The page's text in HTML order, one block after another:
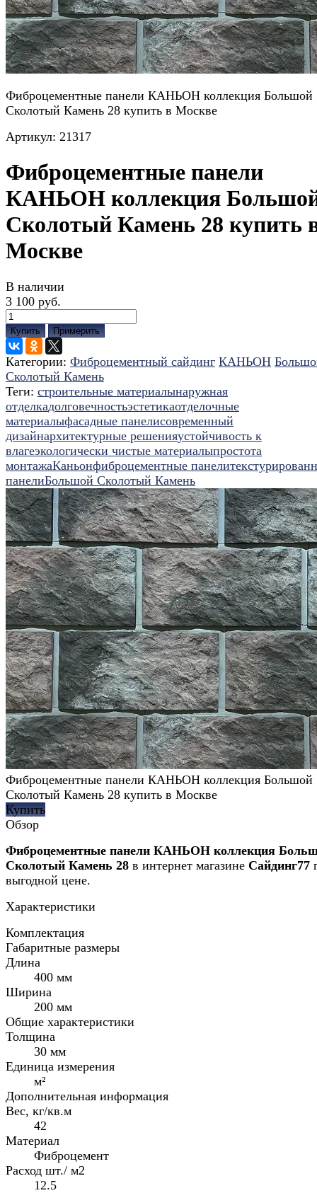
Фиброцементные панели КАНЬОН коллекция Большой
Сколотый Камень 28 купить в Москве
Артикул: 21317
Фиброцементные панели
КАНЬОН коллекция
Сколотый Камень 28 купить
Москве
В наличии
3 100 руб.
Купить Примерить
Категории: Фиброцементный сайдинг КАНЬОН
Сколотый Камень
Теги: строительные материалынаружная
отделкадолговечностьэстетикаотделочные
материалыфасадные панелисовременный
дизайнархитектурные решенияустойчивость к
влагеэкологически чистые материалыпростота
монтажаКаньонфиброцементные панели
панелиБольшой Сколотый Камень
Фиброцементные панели КАНЬОН коллекция Большой
Сколотый Камень 28 купить в Москве
Купить
Обзор
Фиброцементные панели КАНЬОН коллекция
Сколотый Камень 28 в интернет магазине Сайдинг77
выгодной цене.
Характеристики
Комплектация
Габаритные размеры
Длина
400 мм
Ширина
200 мм
Общие характеристики
Толщина
30 мм
Единица измерения
м²
Дополнительная информация
Вес, кг/кв.м
42
Материал
Фиброцемент
Расход шт./ м2
12.5